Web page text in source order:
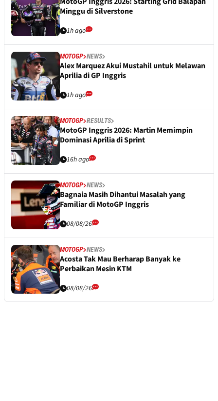
Minggu di Silverstone
1h ago
MOTOGP NEWS
Alex Marquez Akui Mustahil untuk Melawan
Aprilia di GP Inggris
1h ago
MOTOGP RESULTS
MotoGP Inggris 2026: Martin Memimpin
Dominasi Aprilia di Sprint
16h ago
MOTOGP NEWS
Bagnaia Masih Dihantui Masalah yang
Familiar di MotoGP Inggris
08/08/26
MOTOGP NEWS
Acosta Tak Mau Berharap Banyak ke
Perbaikan Mesin KTM
08/08/26